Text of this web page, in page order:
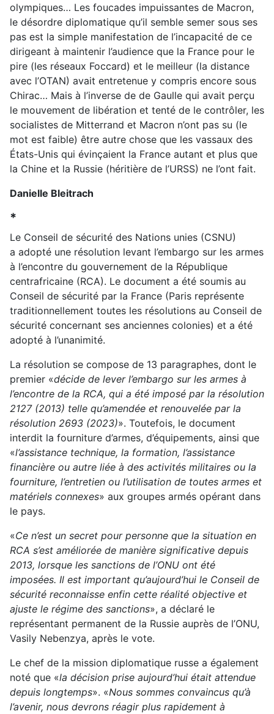
olympiques… Les foucades impuissantes de Macron,
le désordre diplomatique qu’il semble semer sous ses
pas est la simple manifestation de l’incapacité de ce
dirigeant à maintenir l’audience que la France pour le
pire (les réseaux Foccard) et le meilleur (la distance
avec l’OTAN) avait entretenue y compris encore sous
Chirac… Mais à l’inverse de de Gaulle qui avait perçu
le mouvement de libération et tenté de le contrôler, les
socialistes de Mitterrand et Macron n’ont pas su (le
mot est faible) être autre chose que les vassaux des
États-Unis qui évinçaient la France autant et plus que
la Chine et la Russie (héritière de l’URSS) ne l’ont fait.
Danielle Bleitrach
*
Le Conseil de sécurité des Nations unies (CSNU)
a adopté une résolution levant l’embargo sur les armes
à l’encontre du gouvernement de la République
centrafricaine (RCA). Le document a été soumis au
Conseil de sécurité par la France (Paris représente
traditionnellement toutes les résolutions au Conseil de
sécurité concernant ses anciennes colonies) et a été
adopté à l’unanimité.
La résolution se compose de 13 paragraphes, dont le
premier «décide de lever l’embargo sur les armes à
l’encontre de la RCA, qui a été imposé par la résolution
2127 (2013) telle qu’amendée et renouvelée par la
résolution 2693 (2023)». Toutefois, le document
interdit la fourniture d’armes, d’équipements, ainsi que
«l’assistance technique, la formation, l’assistance
financière ou autre liée à des activités militaires ou la
fourniture, l’entretien ou l’utilisation de toutes armes et
matériels connexes» aux groupes armés opérant dans
le pays.
«Ce n’est un secret pour personne que la situation en
RCA s’est améliorée de manière significative depuis
2013, lorsque les sanctions de l’ONU ont été
imposées. Il est important qu’aujourd’hui le Conseil de
sécurité reconnaisse enfin cette réalité objective et
ajuste le régime des sanctions», a déclaré le
représentant permanent de la Russie auprès de l’ONU,
Vasily Nebenzya, après le vote.
Le chef de la mission diplomatique russe a également
noté que «la décision prise aujourd’hui était attendue
depuis longtemps». «Nous sommes convaincus qu’à
l’avenir, nous devrons réagir plus rapidement à